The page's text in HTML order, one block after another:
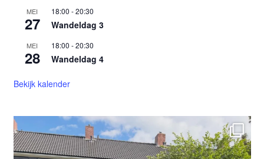
MEI
27
18:00 -20:30
Wandeldag 3
MEI
28
18:00 -20:30
Wandeldag 4
Bekijk kalender